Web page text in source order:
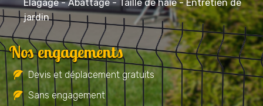
Elagage - Abattage - Taille de haie - Entretien de
jardin
Nos engagements
Devis et déplacement gratuits
Sans engagement